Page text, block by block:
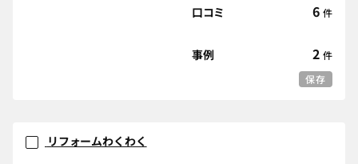
口コミ
6 件
事例 2 件
保存
リフォームわくわく